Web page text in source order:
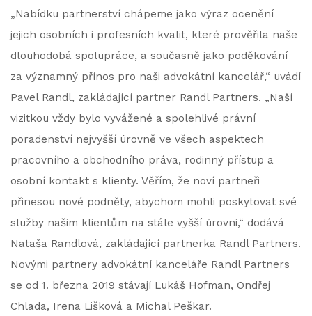
„Nabídku partnerství chápeme jako výraz ocenění
jejich osobních i profesních kvalit, které prověřila naše
dlouhodobá spolupráce, a současně jako poděkování
za významný přínos pro naši advokátní kancelář,“ uvádí
Pavel Randl, zakládající partner Randl Partners. „Naší
vizitkou vždy bylo vyvážené a spolehlivé právní
poradenství nejvyšší úrovně ve všech aspektech
pracovního a obchodního práva, rodinný přístup a
osobní kontakt s klienty. Věřím, že noví partneři
přinesou nové podněty, abychom mohli poskytovat své
služby našim klientům na stále vyšší úrovni,“ dodává
Nataša Randlová, zakládající partnerka Randl Partners.
Novými partnery advokátní kanceláře Randl Partners
se od 1. března 2019 stávají Lukáš Hofman, Ondřej
Chlada, Irena Lišková a Michal Peškar.